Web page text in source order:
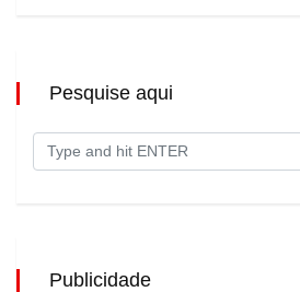
Pesquise aqui
Publicidade